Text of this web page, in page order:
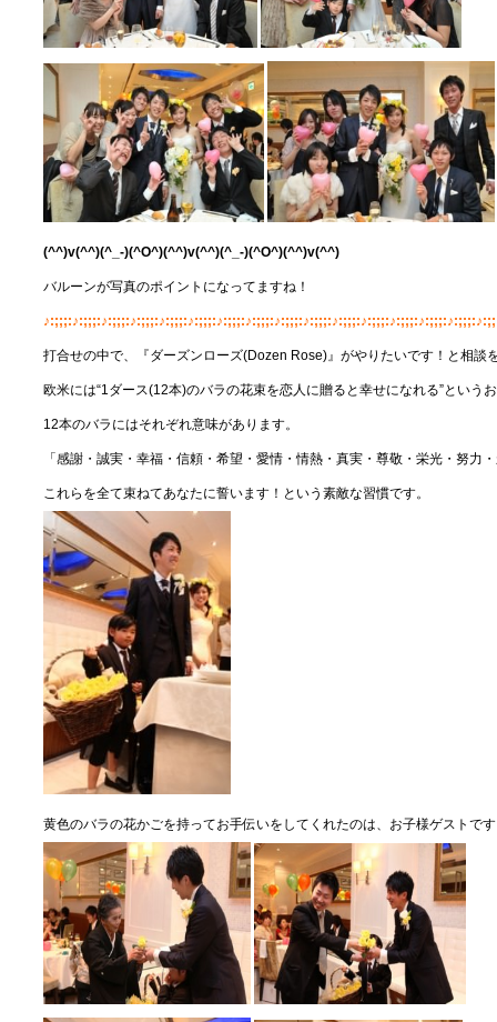
(^^)v(^^)(^_-)(^O^)(^^)v(^^)(^_-)(^O^)(^^)v(^^)
バルーンが写真のポイントになってますね！
打合せの中で、『ダーズンローズ(Dozen Rose)』がやりたいです！と相談
欧米には“1ダース(12本)のバラの花束を恋人に贈ると幸せになれる”という
12本のバラにはそれぞれ意味があります。
「感謝・誠実・幸福・信頼・希望・愛情・情熱・真実・尊敬・栄光・努力
これらを全て束ねてあなたに誓います！という素敵な習慣です。
黄色のバラの花かごを持ってお手伝いをしてくれたのは、お子様ゲストで